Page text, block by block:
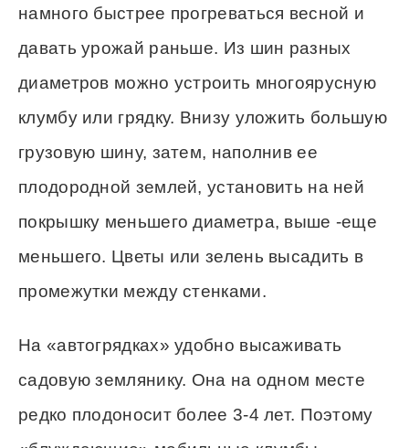
намного быстрее прогреваться весной и
давать урожай раньше. Из шин разных
диаметров можно устроить многоярусную
клумбу или грядку. Внизу уложить большую
грузовую шину, затем, наполнив ее
плодородной землей, установить на ней
покрышку меньшего диаметра, выше -еще
меньшего. Цветы или зелень высадить в
промежутки между стенками.
На «автогрядках» удобно высаживать
садовую землянику. Она на одном месте
редко плодоносит более 3-4 лет. Поэтому